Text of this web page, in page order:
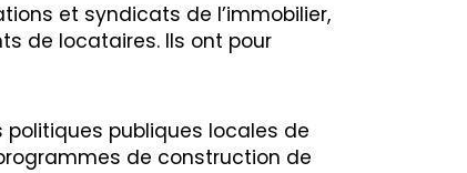
et syndicats de l’immobilier,
de locataires. Ils ont pour
politiques publiques locales de
de construction de